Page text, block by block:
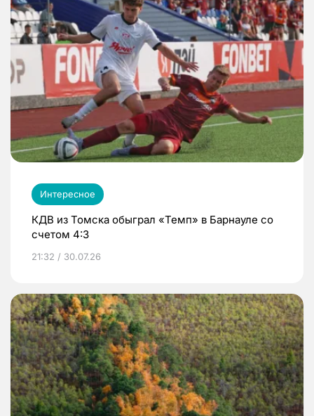
Интересное
КДВ из Томска обыграл «Темп» в Барнауле со
счетом 4:3
21:32 / 30.07.26